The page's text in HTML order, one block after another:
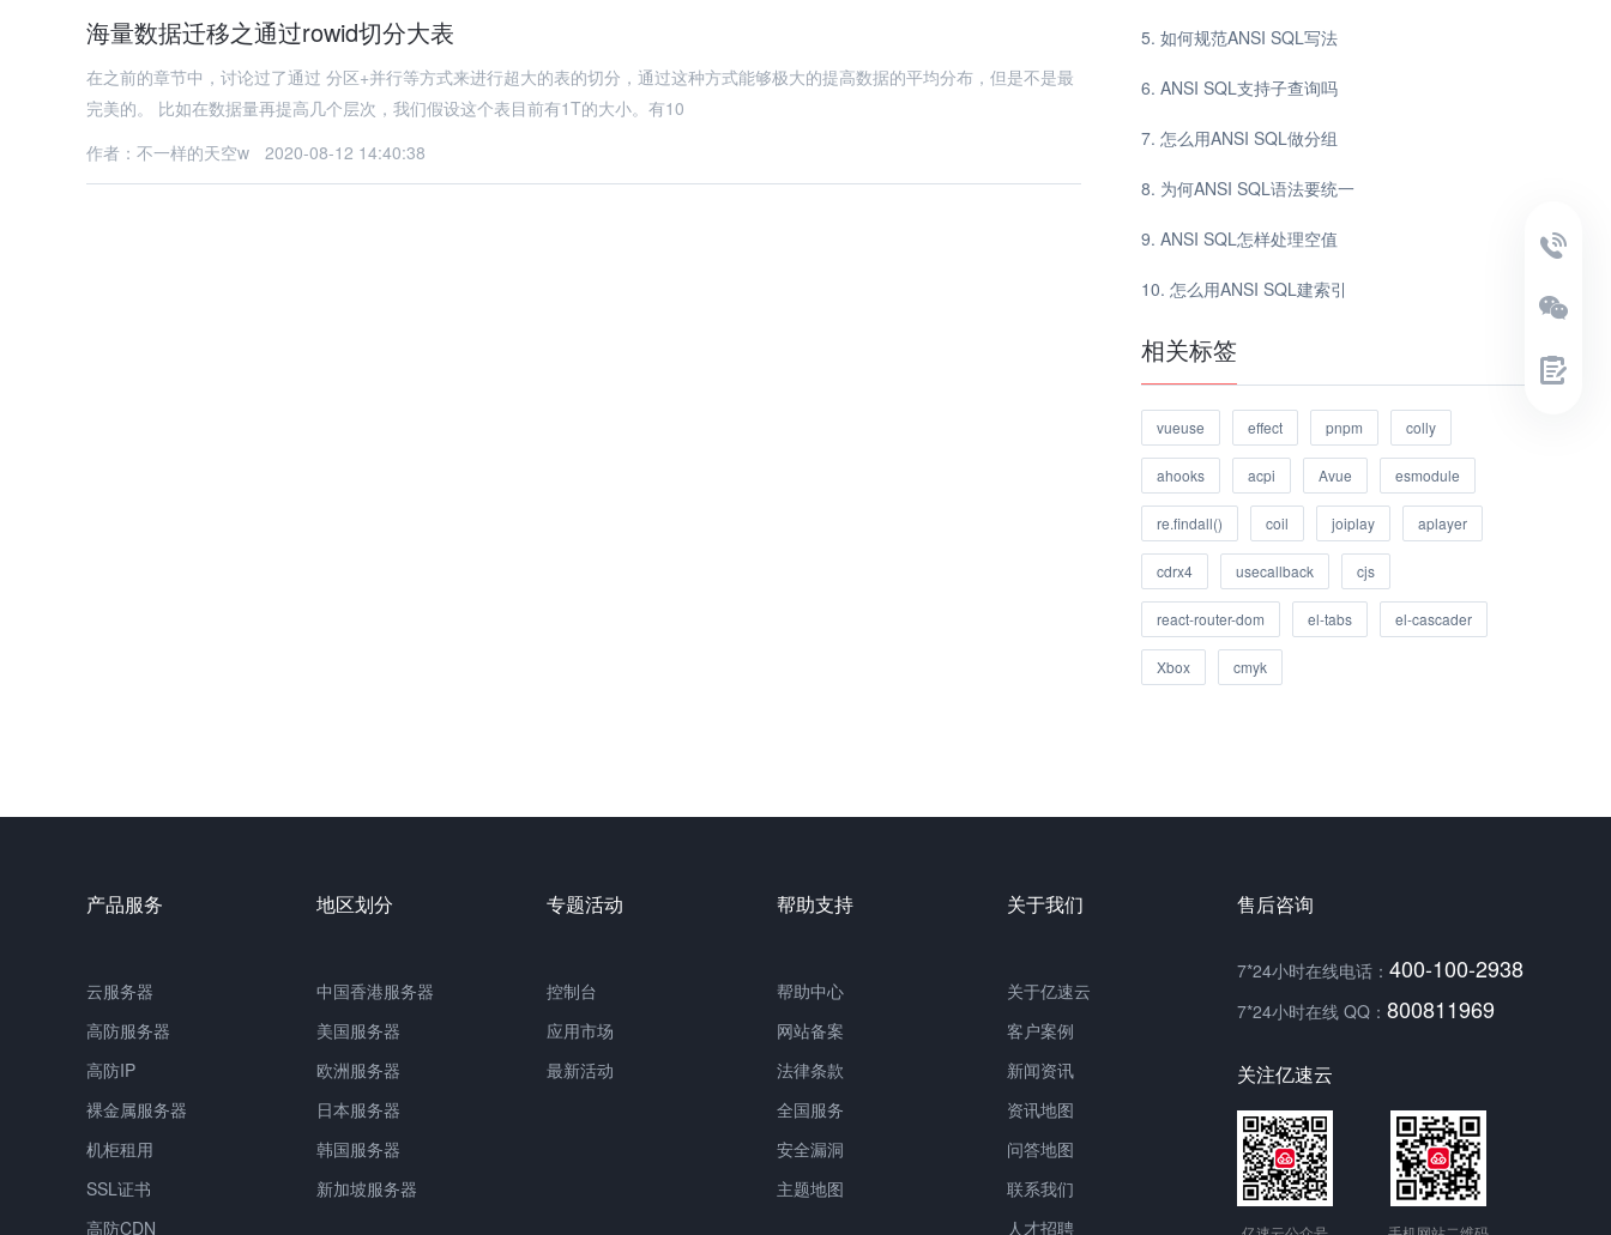
海量数据迁移之通过rowid切分大表
在之前的章节中，讨论过了通过 分区+并行等方式来进行超大的表的切分，通过这种方式能够极大的提高数据的平均分布，但是不是最
完美的。 比如在数据量再提高几个层次，我们假设这个表目前有1T的大小。有10
作者：不一样的天空w
2020-08-12 14:40:38
如何规范ANSI SQL写法
ANSI SQL支持子查询吗
怎么用ANSI SQL做分组
为何ANSI SQL语法要统一
ANSI SQL怎样处理空值
怎么用ANSI SQL建索引
相关标签
vueuse effect pnpm colly
ahooks acpi Avue esmodule
re.findall() coil joiplay aplayer
cdrx4 usecallback cjs
react-router-dom el-tabs el-cascader
Xbox cmyk
产品服务
云服务器
高防服务器
高防IP
裸金属服务器
机柜租用
SSL证书
高防CDN
地区划分
中国香港服务器
美国服务器
欧洲服务器
日本服务器
韩国服务器
新加坡服务器
专题活动
控制台
应用市场
最新活动
帮助支持
帮助中心
网站备案
法律条款
全国服务
安全漏洞
主题地图
关于我们
关于亿速云
客户案例
新闻资讯
资讯地图
问答地图
联系我们
人才招聘
售后咨询
7*24小时在线电话： 400-100-2938
7*24小时在线 QQ： 800811969
关注亿速云